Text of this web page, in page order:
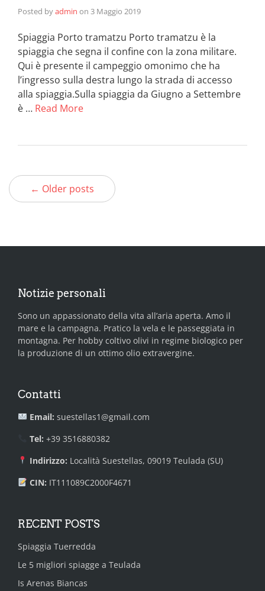
Posted byadmin on 3 Maggio 2019
Spiaggia Porto tramatzu Porto tramatzu è la
spiaggia che segna il confine con la zona militare.
Qui è presente il campeggio omonimo che ha
l’ingresso sulla destra lungo la strada di accesso
alla spiaggia.Sulla spiaggia da Giugno a Settembre
è … Read More
← Older posts
Notizie personali
Sono un appassionato della vita all’aria aperta. Amo il
mare e la campagna. Pratico la vela e le passeggiata in
montagna. Per hobby coltivo olivi in regime biologico per
la produzione di un ottimo olio extravergine.
Contatti
Email: suestellas1@gmail.com
Tel: +39 3516880382
Indirizzo: Località Suestellas, 09019 Teulada (SU)
CIN: IT111089C2000F4671
RECENT POSTS
Spiaggia Tuerredda
Le 5 migliori spiagge a Teulada
Is Arenas Biancas